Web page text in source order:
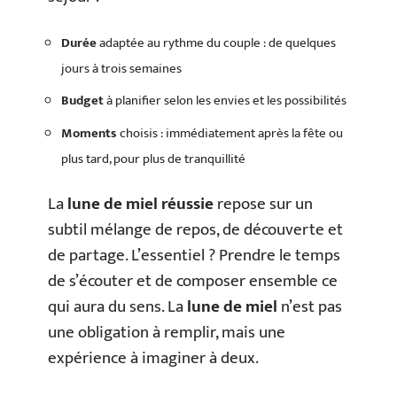
Duréeadaptée au rythme du couple : de quelques
jours à trois semaines
Budgetà planifier selon les envies et les possibilités
Momentschoisis : immédiatement après la fête ou
plus tard, pour plus de tranquillité
Lalune de miel réussierepose sur un
subtil mélange de repos, de découverte et
de partage. L’essentiel ? Prendre le temps
de s’écouter et de composer ensemble ce
qui aura du sens. Lalune de mieln’est pas
une obligation à remplir, mais une
expérience à imaginer à deux.